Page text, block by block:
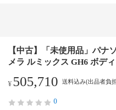
【中古】「未使用品」パナ
メラ ルミックス GH6 ボデ
¥505,710 送料込み(出品者負
0